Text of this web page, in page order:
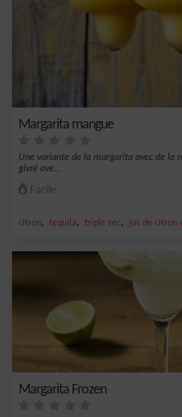
Margarita mangue
Une variante de la margarita avec de la
givré ave...
Facile
citron, tequila, triple sec, jus de citron
Margarita Frozen